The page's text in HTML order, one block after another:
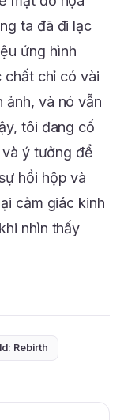
ta đã đi lạc
ứng hình
chất chỉ có vài
ảnh, và nó vẫn
tôi đang cố
và ý tưởng để
hồi hộp và
cảm giác kinh
nhìn thấy
Rebirth